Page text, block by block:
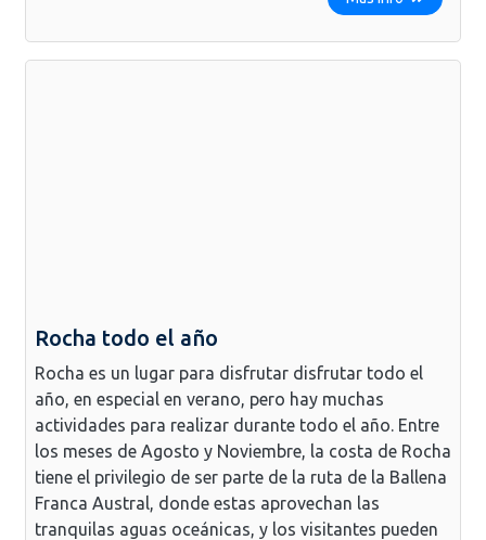
Rocha todo el año
Rocha es un lugar para disfrutar disfrutar todo el
año, en especial en verano, pero hay muchas
actividades para realizar durante todo el año. Entre
los meses de Agosto y Noviembre, la costa de Rocha
tiene el privilegio de ser parte de la ruta de la Ballena
Franca Austral, donde estas aprovechan las
tranquilas aguas oceánicas, y los visitantes pueden